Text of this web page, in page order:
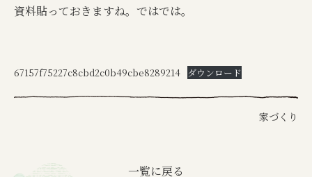
資料貼っておきますね。ではでは。
67157f75227c8cbd2c0b49cbe8289214 ダウンロード
家づくり
一覧に戻る